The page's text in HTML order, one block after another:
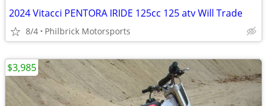
2024 Vitacci PENTORA IRIDE 125cc 125 atv Will Trade
8/4 Philbrick Motorsports
$3,985